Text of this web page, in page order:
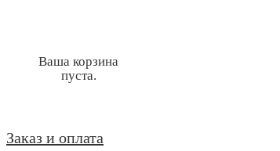
Ваша корзина
пуста.
Заказ и оплата